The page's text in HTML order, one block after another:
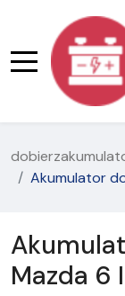
Akumulator do
Mazda 6